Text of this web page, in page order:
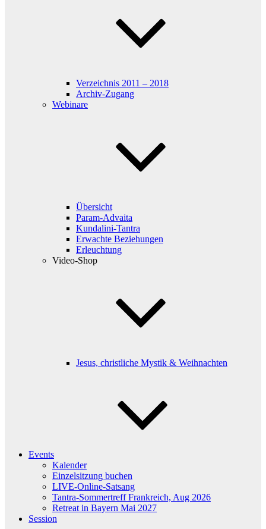
Verzeichnis 2011 – 2018
Archiv-Zugang
Webinare
Übersicht
Param-Advaita
Kundalini-Tantra
Erwachte Beziehungen
Erleuchtung
Video-Shop
Jesus, christliche Mystik & Weihnachten
Events
Kalender
Einzelsitzung buchen
LIVE-Online-Satsang
Tantra-Sommertreff Frankreich, Aug 2026
Retreat in Bayern Mai 2027
Session